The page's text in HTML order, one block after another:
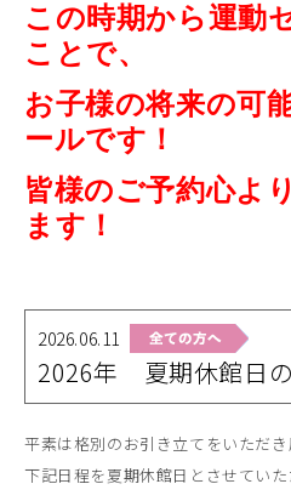
この時期から運動
ことで、
お子様の将来の可
ールです！
皆様のご予約心よ
ます！
2026.06.11
2026年 夏期休館日
平素は格別のお引き立てをいただき
下記日程を夏期休館日とさせていた